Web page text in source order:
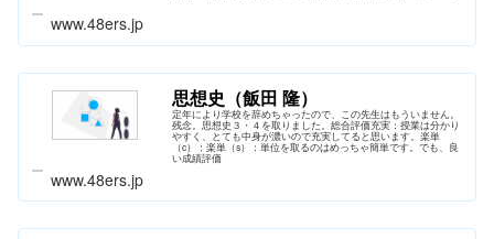
www.48ers.jp
思想史（飯田 隆）
定年により学校を辞めちゃったので、この先生はもういません。
残念。思想史３・４を取りました。総合評価充実：授業は分かり
やすく、とても中身が濃いので充実してると思います。楽単
（c）：楽単（s）：単位を取るのはめっちゃ簡単です。でも、良
い成績評価
www.48ers.jp